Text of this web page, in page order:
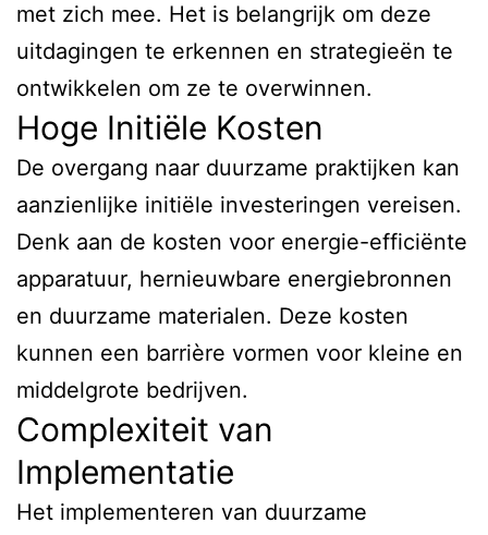
met zich mee. Het is belangrijk om deze
uitdagingen te erkennen en strategieën te
ontwikkelen om ze te overwinnen.
Hoge Initiële Kosten
De overgang naar duurzame praktijken kan
aanzienlijke initiële investeringen vereisen.
Denk aan de kosten voor energie-efficiënte
apparatuur, hernieuwbare energiebronnen
en duurzame materialen. Deze kosten
kunnen een barrière vormen voor kleine en
middelgrote bedrijven.
Complexiteit van
Implementatie
Het implementeren van duurzame